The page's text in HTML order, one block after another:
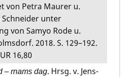
von Petra Maurer u.
Schneider unter
von Samyo Rode u.
2018. S. 129–192.
16,80
– rnams dag. Hrsg. v. Jens-